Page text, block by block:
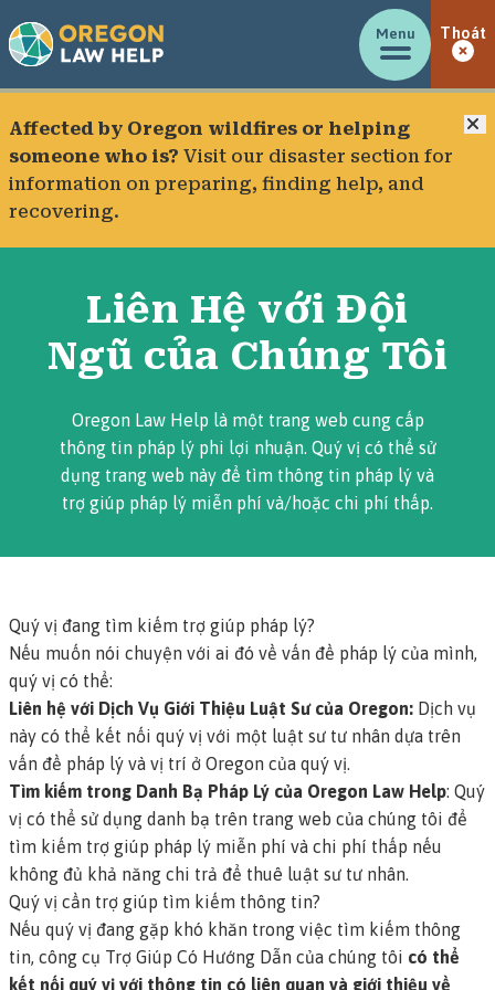
Menu Thoát
Affected by Oregon wildfires or helping
someone who is? Visit our disaster section for
information on preparing, finding help, and
recovering.
Liên Hệ với Đội
Ngũ của Chúng Tôi
Oregon Law Help là một trang web cung cấp
thông tin pháp lý phi lợi nhuận. Quý vị có thể sử
dụng trang web này để tìm thông tin pháp lý và
trợ giúp pháp lý miễn phí và/hoặc chi phí thấp.
Quý vị đang tìm kiếm trợ giúp pháp lý?
Nếu muốn nói chuyện với ai đó về vấn đề pháp lý của mình,
quý vị có thể:
Liên hệ với Dịch Vụ Giới Thiệu Luật Sư của Oregon: Dịch vụ
này có thể kết nối quý vị với một luật sư tư nhân dựa trên
vấn đề pháp lý và vị trí ở Oregon của quý vị.
Tìm kiếm trong Danh Bạ Pháp Lý của Oregon Law Help: Quý
vị có thể sử dụng danh bạ trên trang web của chúng tôi để
tìm kiếm trợ giúp pháp lý miễn phí và chi phí thấp nếu
không đủ khả năng chi trả để thuê luật sư tư nhân.
Quý vị cần trợ giúp tìm kiếm thông tin?
Nếu quý vị đang gặp khó khăn trong việc tìm kiếm thông
tin, công cụ Trợ Giúp Có Hướng Dẫn của chúng tôi có thể
kết nối quý vị với thông tin có liên quan và giới thiệu về